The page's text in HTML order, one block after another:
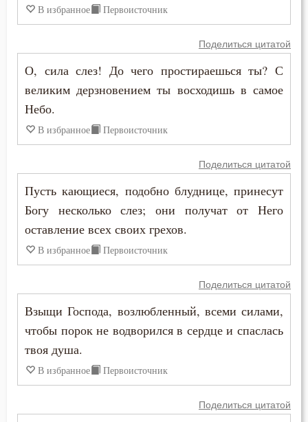
Воспитание
Глаза
Гнев
Гнев Божий
Гордость
Гость
Грех
Дело
Дети
Иероним Стридонский
Илия Екдик
Иоанн (Максимович)
Иоанн Дамаскин
Иоанн Златоуст
Иоанн Карпафский
Иоанн Кассиан Римлянин
Иоанн Лествичник
В избранное Первоисточник
Поделиться цитатой
О, сила слез! До чего простираешься ты? С
великим дерзновением ты восходишь в самое
Небо.
В избранное Первоисточник
Поделиться цитатой
Пусть кающиеся, подобно блуднице, принесут
Богу несколько слез; они получат от Него
оставление всех своих грехов.
В избранное Первоисточник
Поделиться цитатой
Взыщи Господа, возлюбленный, всеми силами,
чтобы порок не водворился в сердце и спаслась
твоя душа.
В избранное Первоисточник
Поделиться цитатой